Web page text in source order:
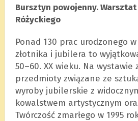
Bursz­tyn powo­jenny. Warsz­tat
Różyc­kiego
Ponad 130 prac uro­dzo­nego w
złot­nika i jubi­lera to
50–60. XX wieku. Na wysta­wie
przedmioty zwią­zane ze
wyroby jubi­ler­skie z
kowal­stwem arty­stycznym
Twór­czość zmar­łego w 1995